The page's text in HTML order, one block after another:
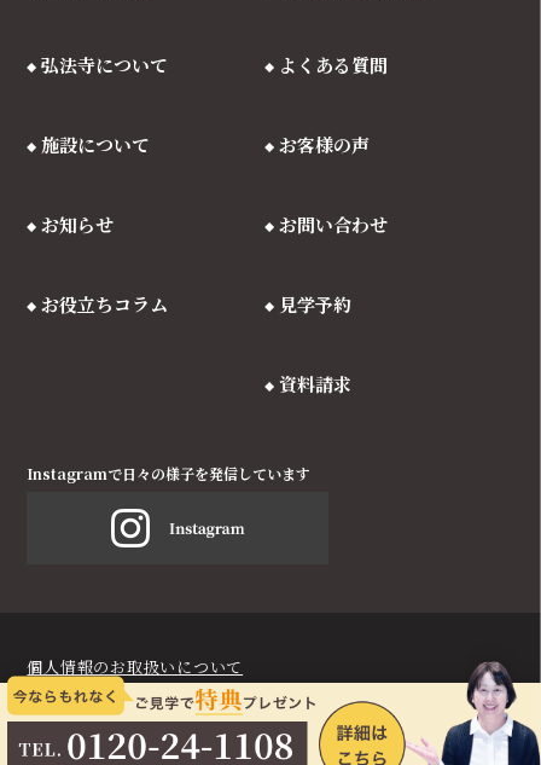
弘法寺について
施設について
よくある質問
お客様の声
お知らせ
お役立ちコラム
お問い合わせ
見学予約
資料請求
Instagramで日々の様子を発信しています
個人情報のお取扱いについて
©Copyright, かろうと東京 All right reserved.